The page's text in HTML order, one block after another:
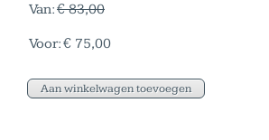
Van:€ 83,00
Voor:€ 75,00